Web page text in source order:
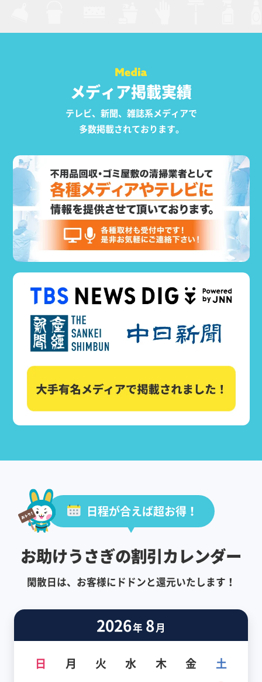
メディア掲載実績
テレビ、新聞、雑誌系メディアで
多数掲載されております。
日程が合えば超お得！
お助けうさぎの割引カレンダー
閑散日は、お客様にドドンと還元いたします！
2026年 8月
日 月 火 水 木 金 土